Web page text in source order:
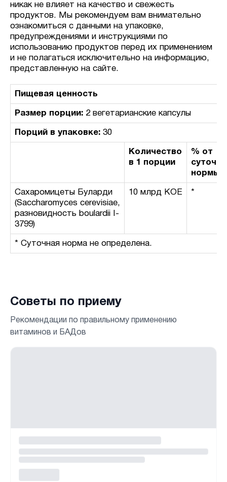
никак не влияет на качество и свежесть
продуктов. Мы рекомендуем вам внимательно
ознакомиться с данными на упаковке,
предупреждениями и инструкциями по
использованию продуктов перед их применением
и не полагаться исключительно на информацию,
представленную на сайте.
Пищевая ценность
Размер порции: 2 вегетарианские капсулы
Порций в упаковке: 30
Количество
в 1 порции
% от
нормы
Сахаромицеты Буларди
(Saccharomyces cerevisiae,
разновидность boulardii I-
3799)
10 млрд КОЕ *
* Суточная норма не определена.
Советы по приему
Рекомендации по правильному применению
витаминов и БАДов